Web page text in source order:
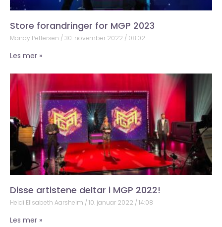
Store forandringer for MGP 2023
Mandy Pettersen 30. november 2022 08:02
Les mer »
Disse artistene deltar i MGP 2022!
Heidi Elisabeth Aarsheim 10. januar 2022 14:08
Les mer »